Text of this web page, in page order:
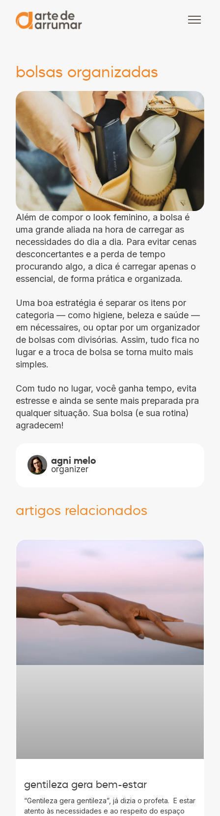
bolsas organizadas
agni melo
organizer
Além de compor o look feminino, a bolsa é
uma grande aliada na hora de carregar as
necessidades do dia a dia. Para evitar cenas
desconcertantes e a perda de tempo
procurando algo, a dica é carregar apenas o
essencial, de forma prática e organizada.
Uma boa estratégia é separar os itens por
categoria — como higiene, beleza e saúde —
em nécessaires, ou optar por um organizador
de bolsas com divisórias. Assim, tudo fica no
lugar e a troca de bolsa se torna muito mais
simples.
Com tudo no lugar, você ganha tempo, evita
estresse e ainda se sente mais preparada pra
qualquer situação. Sua bolsa (e sua rotina)
agradecem!
artigos relacionados
gentileza gera bem-estar
“Gentileza gera gentileza”, já dizia o profeta. E estar
atento às necessidades e ao respeito do espaço